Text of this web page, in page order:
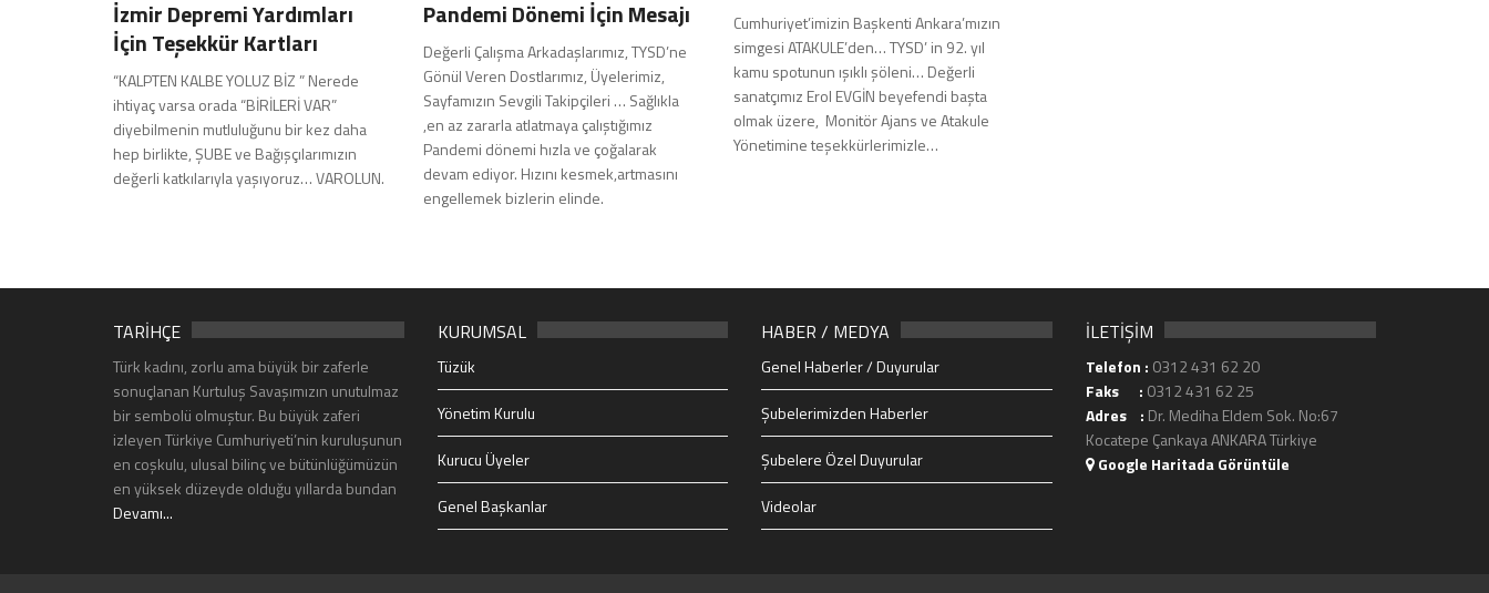
İzmir Depremi Yardımları
İçin Teşekkür Kartları
“KALPTEN KALBE YOLUZ BİZ ” Nerede
ihtiyaç varsa orada “BİRİLERİ VAR”
diyebilmenin mutluluğunu bir kez daha
hep birlikte, ŞUBE ve Bağışçılarımızın
değerli katkılarıyla yaşıyoruz… VAROLUN.
Pandemi Dönemi İçin Mesajı
Değerli Çalışma Arkadaşlarımız, TYSD’ne
Gönül Veren Dostlarımız, Üyelerimiz,
Sayfamızın Sevgili Takipçileri … Sağlıkla
,en az zararla atlatmaya çalıştığımız
Pandemi dönemi hızla ve çoğalarak
devam ediyor. Hızını kesmek,artmasını
engellemek bizlerin elinde.
Cumhuriyet’imizin Başkenti Ankara’mızın
simgesi ATAKULE’den… TYSD’ in 92. yıl
kamu spotunun ışıklı şöleni… Değerli
sanatçımız Erol EVGİN beyefendi başta
olmak üzere, Monitör Ajans ve Atakule
Yönetimine teşekkürlerimizle…
TARİHÇE
Türk kadını, zorlu ama büyük bir zaferle
sonuçlanan Kurtuluş Savaşımızın unutulmaz
bir sembolü olmuştur. Bu büyük zaferi
izleyen Türkiye Cumhuriyeti’nin kuruluşunun
en coşkulu, ulusal bilinç ve bütünlüğümüzün
en yüksek düzeyde olduğu yıllarda bundan
Devamı...
KURUMSAL
Tüzük
Yönetim Kurulu
Kurucu Üyeler
Genel Başkanlar
HABER / MEDYA
Genel Haberler / Duyurular
Şubelerimizden Haberler
Şubelere Özel Duyurular
Videolar
İLETİŞİM
Telefon : 0312 431 62 20
Faks : 0312 431 62 25
Adres : Dr. Mediha Eldem Sok. No:67
Kocatepe Çankaya ANKARA Türkiye
Google Haritada Görüntüle